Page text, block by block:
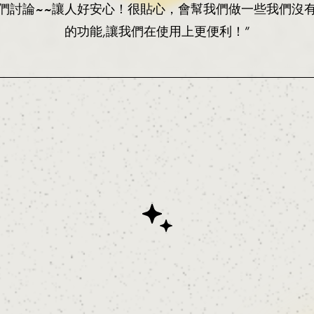
討論~~讓人好安心！ 很貼心，會幫我們做一些我們沒
的功能,讓我們在使用上更便利！ ”